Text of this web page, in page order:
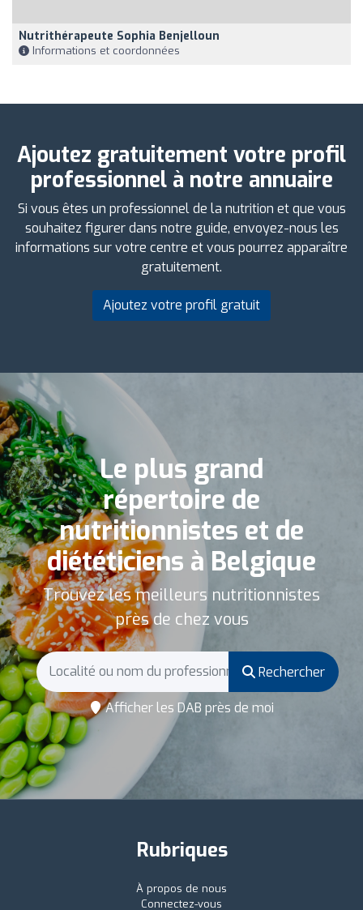
Nutrithérapeute Sophia Benjelloun
Informations et coordonnées
Ajoutez gratuitement votre profil
professionnel à notre annuaire
Si vous êtes un professionnel de la nutrition et que vous
souhaitez figurer dans notre guide, envoyez-nous les
informations sur votre centre et vous pourrez apparaître
gratuitement.
Ajoutez votre profil gratuit
Le plus grand
répertoire de
nutritionnistes et de
diététiciens à Belgique
Trouvez les meilleurs nutritionnistes
près de chez vous
Rechercher
Afficher les DAB près de moi
Rubriques
À propos de nous
Connectez-vous